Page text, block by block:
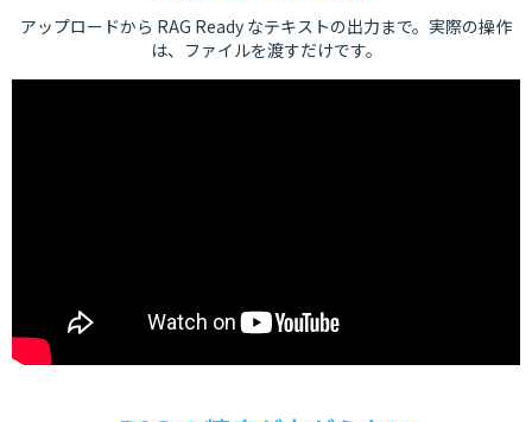
アップロードから RAG Ready なテキストの出力まで。実際の操作
は、ファイルを渡すだけです。